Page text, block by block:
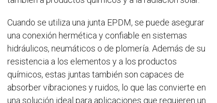
Cuando se utiliza una junta EPDM, se puede asegurar
una conexión hermética y confiable en sistemas
hidráulicos, neumáticos o de plomería. Además de su
resistencia a los elementos y a los productos
químicos, estas juntas también son capaces de
absorber vibraciones y ruidos, lo que las convierte en
una solución ideal para aplicaciones que requieren un